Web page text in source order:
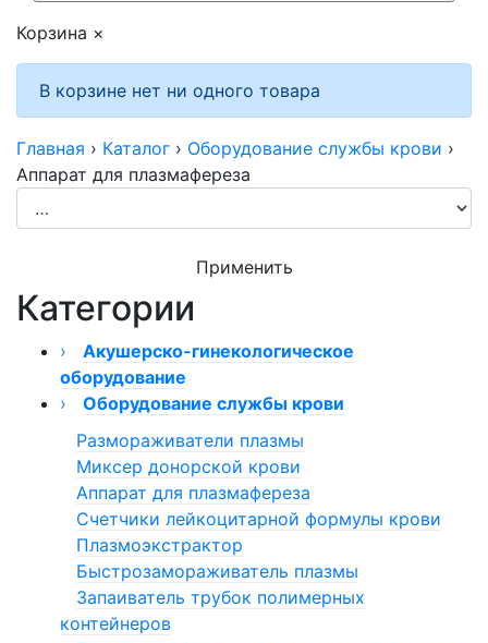
Корзина ×
В корзине нет ни одного товара
Главная › Каталог › Оборудование службы крови ›
Аппарат для плазмафереза
Применить
Категории
›
Акушерско-гинекологическое
оборудование
Кольпоскопы
Кольпоскопы КС-01
Кольпоскопы модели 050/054
Кольпоскопы КС
Кольпоскопы бинокулярные
Видеокольпоскопы
Гинекологическое оборудование ТРИМА
›
Мониторы фетальные
Монитор фетальный Сономед
Монитор фетальный ComenStar
›
Кресла гинекологические
Кресла гинекологические Welle
Фототерапия новорожденных
Гистероскопы
Гистерорезектоскопы
Гистерорезектоскоп биполярный
Гистероскопы офисные (тонкие)
›
Оборудование службы крови
Размораживатели плазмы
Миксер донорской крови
Аппарат для плазмафереза
Счетчики лейкоцитарной формулы крови
Плазмоэкстрактор
Быстрозамораживатель плазмы
Запаиватель трубок полимерных
контейнеров